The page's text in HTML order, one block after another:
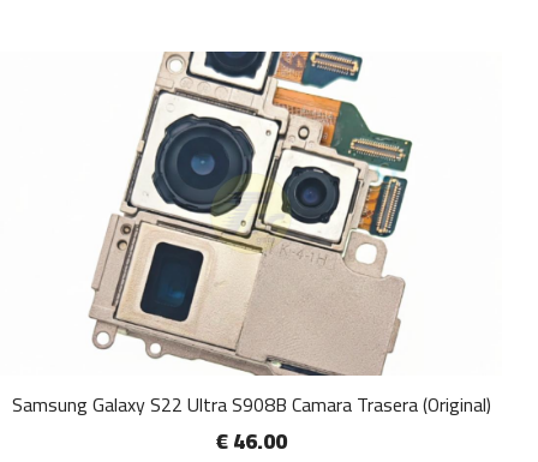
Samsung Galaxy S22 Ultra S908B Camara Trasera (Original)
€ 46.00